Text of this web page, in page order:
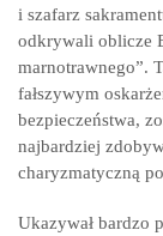
i szafarz
odkrywali oblicze
marnotrawnego”.
fałszywym
bezpieczeństwa,
najbardziej
charyzmatyczną
Ukazywał bardzo